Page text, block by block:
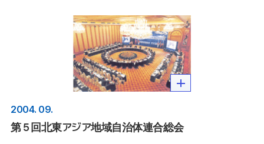
2004. 09.
第５回北東アジア地域自治体連合総会